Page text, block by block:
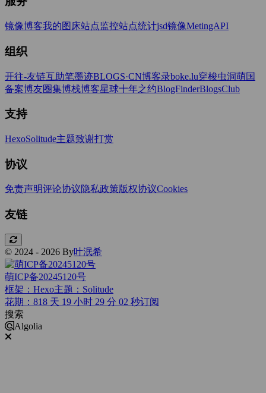
镜像博客我的图床站点监控站点统计jsd镜像MetingAPI
组织
开往-友链互助笔墨迹BLOGS·CN博客录boke.lu穿梭虫洞萌国
备案博友圈集博栈博客星球十年之约BlogFinderBlogsClub
支持
HexoSolitude主题致谢打赏
协议
免责声明评论协议隐私政策版权协议Cookies
友链
© 2024 - 2026 By叶泯希
萌ICP备20245120号
框架：Hexo主题：Solitude
花期：818 天 19 小时 29 分 03 秒订阅
搜索
Algolia